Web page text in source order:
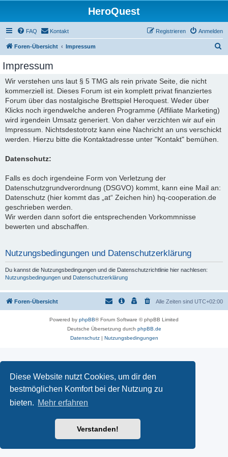
Diese Website nutzt Cookies, um dir den
bestmöglichen Komfort bei der Nutzung zu
bieten. Mehr erfahren
Verstanden!
HeroQuest
FAQ Kontakt Anmelden
Registrieren
Foren-Übersicht Impressum
Impressum
Wir verstehen uns laut § 5 TMG als rein private Seite, die nicht
kommerziell ist. Dieses Forum ist ein komplett privat finanziertes
Forum über das nostalgische Brettspiel Heroquest. Weder über
Klicks noch irgendwelche anderen Programme (Affiliate Marketing)
wird irgendein Umsatz generiert. Von daher verzichten wir auf ein
Impressum. Nichtsdestotrotz kann eine Nachricht an uns verschickt
werden. Hierzu bitte die Kontaktadresse unter "Kontakt" bemühen.
Datenschutz:
Falls es doch irgendeine Form von Verletzung der
Datenschutzgrundverordnung (DSGVO) kommt, kann eine Mail an:
Datenschutz (hier kommt das „at“ Zeichen hin) hq-cooperation.de
geschrieben werden.
Wir werden dann sofort die entsprechenden Vorkommnisse
bewerten und abschaffen.
Nutzungsbedingungen und Datenschutzerklärung
Du kannst die Nutzungsbedingungen und die Datenschutzrichtlinie hier nachlesen:
Nutzungsbedingungen und Datenschutzerklärung
Foren-Übersicht Alle Zeiten sind UTC+02:00
Powered by phpBB® Forum Software © phpBB Limited
Deutsche Übersetzung durch phpBB.de
Datenschutz| Nutzungsbedingungen